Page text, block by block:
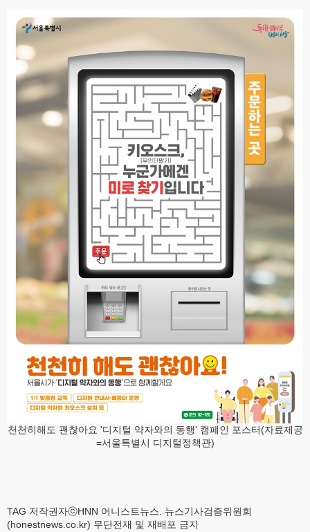
천천히해도 괜찮아요 '디지털 약자와의 동행' 캠페인 포스터(자료제공
=서울특별시 디지털정책관)
TAG 저작권자ⓒHNN 어니스트뉴스. 뉴스기사검증위원회
(honestnews.co.kr) 무단전재 및 재배포 금지